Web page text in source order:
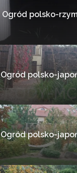
Ogród polsko-
Ogród polsko-
Ogród polsko-